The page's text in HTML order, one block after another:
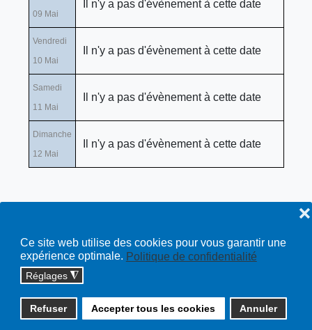
Ce site web utilise des cookies pour vous garantir une
expérience optimale. Politique de confidentialité
Réglages ◮
Refuser Accepter tous les cookies Annuler
❌
09 Mai
Il n'y a pas d'évènement à cette date
Vendredi
10 Mai
Il n'y a pas d'évènement à cette date
Samedi
11 Mai
Il n'y a pas d'évènement à cette date
Dimanche
12 Mai
Il n'y a pas d'évènement à cette date
Copyright © 2026 cossonay.ch - tous droits réservés | site :
solutions informatiques